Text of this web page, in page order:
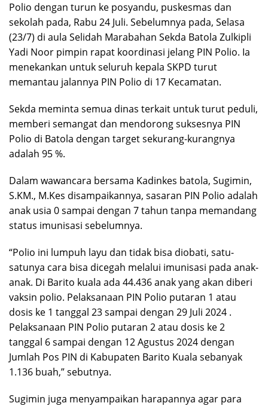
Polio dengan turun ke posyandu, puskesmas dan
sekolah pada, Rabu 24 Juli. Sebelumnya pada, Selasa
(23/7) di aula Selidah Marabahan Sekda Batola Zulkipli
Yadi Noor pimpin rapat koordinasi jelang PIN Polio. Ia
menekankan untuk seluruh kepala SKPD turut
memantau jalannya PIN Polio di 17 Kecamatan.
Sekda meminta semua dinas terkait untuk turut peduli,
memberi semangat dan mendorong suksesnya PIN
Polio di Batola dengan target sekurang-kurangnya
adalah 95 %.
Dalam wawancara bersama Kadinkes batola, Sugimin,
S.KM., M.Kes disampaikannya, sasaran PIN Polio adalah
anak usia 0 sampai dengan 7 tahun tanpa memandang
status imunisasi sebelumnya.
“Polio ini lumpuh layu dan tidak bisa diobati, satu-
satunya cara bisa dicegah melalui imunisasi pada anak-
anak. Di Barito kuala ada 44.436 anak yang akan diberi
vaksin polio. Pelaksanaan PIN Polio putaran 1 atau
dosis ke 1 tanggal 23 sampai dengan 29 Juli 2024 .
Pelaksanaan PIN Polio putaran 2 atau dosis ke 2
tanggal 6 sampai dengan 12 Agustus 2024 dengan
Jumlah Pos PIN di Kabupaten Barito Kuala sebanyak
1.136 buah,” sebutnya.
Sugimin juga menyampaikan harapannya agar para